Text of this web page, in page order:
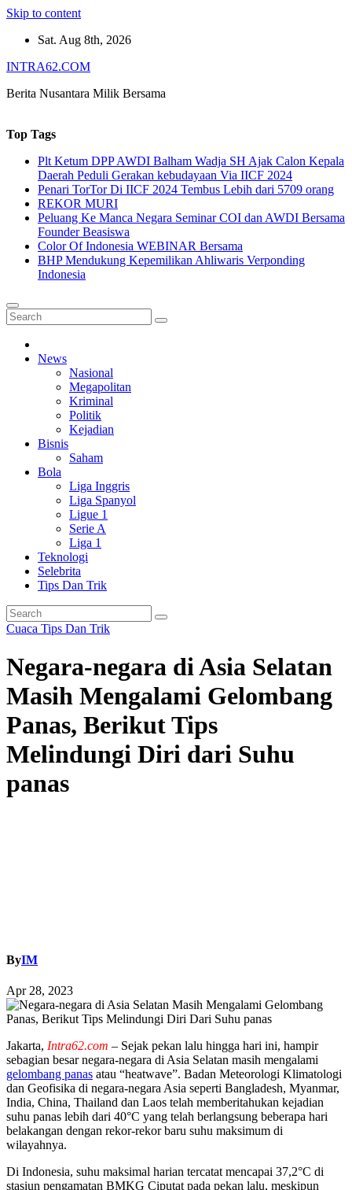
Skip to content
Sat. Aug 8th, 2026
INTRA62.COM
Berita Nusantara Milik Bersama
Top Tags
Plt Ketum DPP AWDI Balham Wadja SH Ajak Calon Kepala
Daerah Peduli Gerakan kebudayaan Via IICF 2024
Penari TorTor Di IICF 2024 Tembus Lebih dari 5709 orang
REKOR MURI
Peluang Ke Manca Negara Seminar COI dan AWDI Bersama
Founder Beasiswa
Color Of Indonesia WEBINAR Bersama
BHP Mendukung Kepemilikan Ahliwaris Verponding
Indonesia
News
Nasional
Megapolitan
Kriminal
Politik
Kejadian
Bisnis
Saham
Bola
Liga Inggris
Liga Spanyol
Ligue 1
Serie A
Liga 1
Teknologi
Selebrita
Tips Dan Trik
Cuaca Tips Dan Trik
Negara-negara di Asia Selatan
Masih Mengalami Gelombang
Panas, Berikut Tips
Melindungi Diri dari Suhu
panas
ByIM
Apr 28, 2023
Jakarta, Intra62.com – Sejak pekan lalu hingga hari ini, hampir
sebagian besar negara-negara di Asia Selatan masih mengalami
gelombang panas atau “heatwave”. Badan Meteorologi Klimatologi
dan Geofisika di negara-negara Asia seperti Bangladesh, Myanmar,
India, China, Thailand dan Laos telah memberitahukan kejadian
suhu panas lebih dari 40°C yang telah berlangsung beberapa hari
belakangan dengan rekor-rekor baru suhu maksimum di
wilayahnya.
Di Indonesia, suhu maksimal harian tercatat mencapai 37,2°C di
stasiun pengamatan BMKG Ciputat pada pekan lalu, meskipun